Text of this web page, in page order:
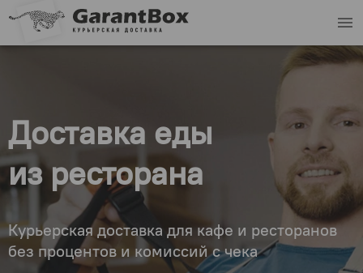
menu
Доставка еды
из ресторана
Курьерская доставка для кафе и ресторанов
без процентов и комиссий с чека